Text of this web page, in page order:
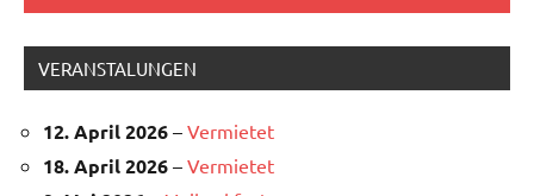
VERANSTALUNGEN
12. April 2026 – Vermietet
18. April 2026 – Vermietet